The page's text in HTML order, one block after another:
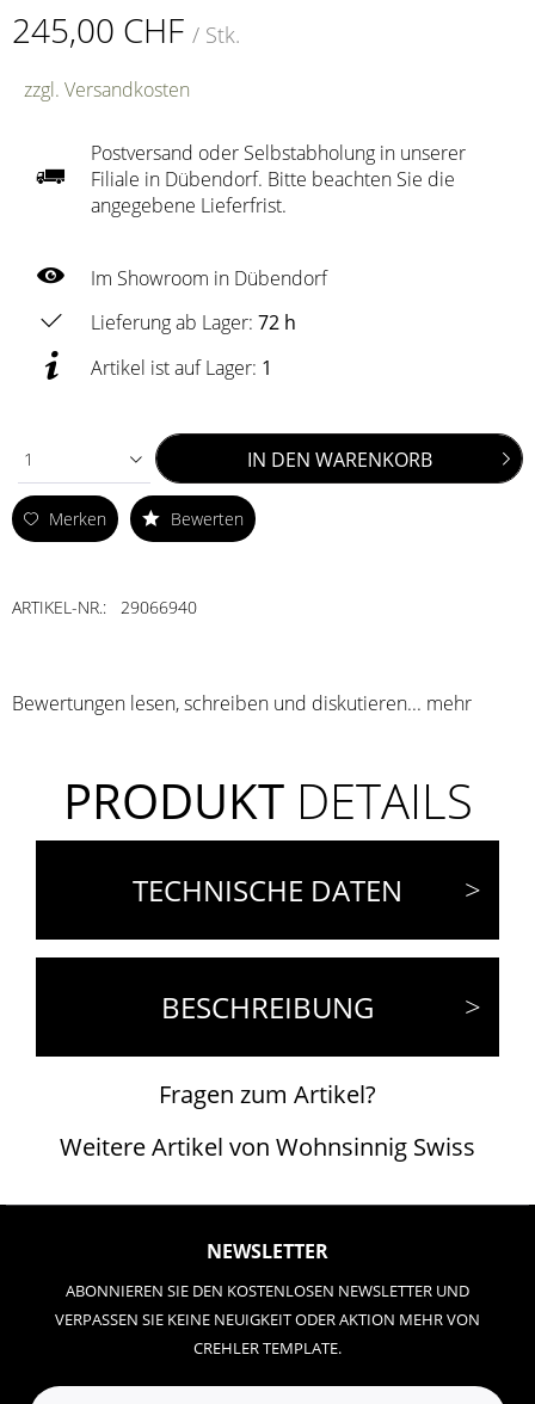
245,00 CHF / Stk.
zzgl. Versandkosten
Postversand oder Selbstabholung in unserer
Filiale in Dübendorf. Bitte beachten Sie die
angegebene Lieferfrist.
Im Showroom in Dübendorf
Lieferung ab Lager: 72 h
Artikel ist auf Lager: 1
1 IN DEN WARENKORB
Merken Bewerten
ARTIKEL-NR.: 29066940
Bewertungen lesen, schreiben und diskutieren... mehr
PRODUKTDETAILS
TECHNISCHE DATEN
BESCHREIBUNG
Fragen zum Artikel?
Weitere Artikel von Wohnsinnig Swiss
NEWSLETTER
ABONNIEREN SIE DEN KOSTENLOSEN NEWSLETTER UND
VERPASSEN SIE KEINE NEUIGKEIT ODER AKTION MEHR VON
CREHLER TEMPLATE.